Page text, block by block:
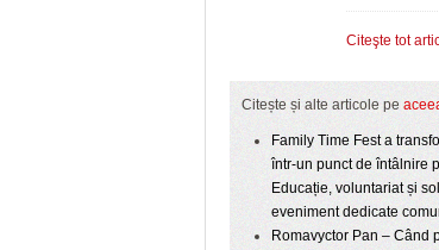
Citeşte tot
Citește și alte articole pe
Family Time Fest a
într-un punct de întâlnire
Educație, voluntariat și
eveniment dedicate
Romavyctor Pan – Când